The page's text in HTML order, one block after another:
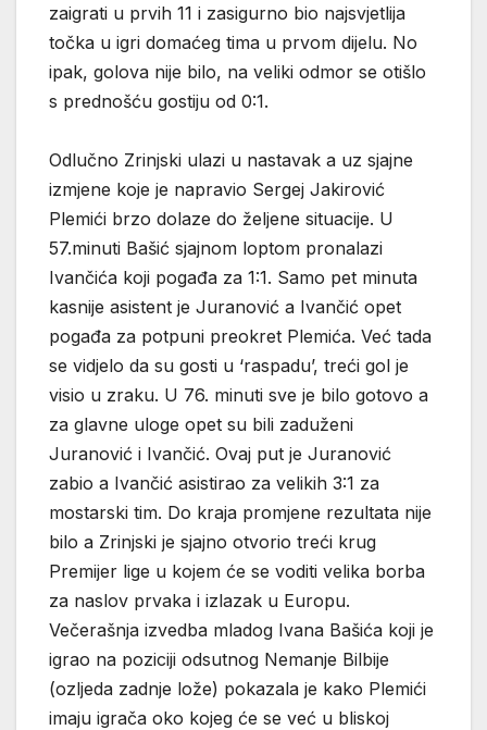
zaigrati u prvih 11 i zasigurno bio najsvjetlija
točka u igri domaćeg tima u prvom dijelu. No
ipak, golova nije bilo, na veliki odmor se otišlo
s prednošću gostiju od 0:1.
Odlučno Zrinjski ulazi u nastavak a uz sjajne
izmjene koje je napravio Sergej Jakirović
Plemići brzo dolaze do željene situacije. U
57.minuti Bašić sjajnom loptom pronalazi
Ivančića koji pogađa za 1:1. Samo pet minuta
kasnije asistent je Juranović a Ivančić opet
pogađa za potpuni preokret Plemića. Već tada
se vidjelo da su gosti u ‘raspadu’, treći gol je
visio u zraku. U 76. minuti sve je bilo gotovo a
za glavne uloge opet su bili zaduženi
Juranović i Ivančić. Ovaj put je Juranović
zabio a Ivančić asistirao za velikih 3:1 za
mostarski tim. Do kraja promjene rezultata nije
bilo a Zrinjski je sjajno otvorio treći krug
Premijer lige u kojem će se voditi velika borba
za naslov prvaka i izlazak u Europu.
Večerašnja izvedba mladog Ivana Bašića koji je
igrao na poziciji odsutnog Nemanje Bilbije
(ozljeda zadnje lože) pokazala je kako Plemići
imaju igrača oko kojeg će se već u bliskoj